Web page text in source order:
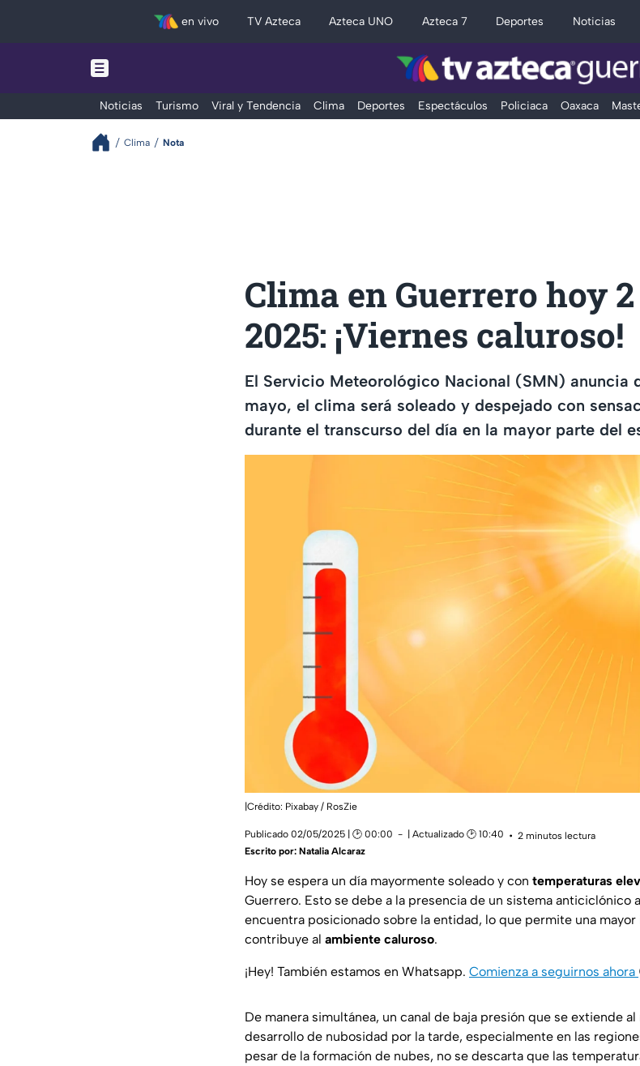
en vivo TV Azteca Azteca UNO Azteca 7 Deportes Noticias
Noticias Turismo Viral y Tendencia Clima Deportes Espectáculos Policiaca Oaxaca
Clima Nota
Clima en Guerrero hoy
2025: ¡Viernes caluroso!
El Servicio Meteorológico Nacional (SMN) anuncia
mayo, el clima será soleado y despejado con
durante el transcurso del día en la mayor parte del
|Crédito: Pixabay / RosZie
Publicado 02/05/2025 | 🕑 00:00 | Actualizado 🕑 10:40
2 minutos lectura
Escrito por: Natalia Alcaraz
Hoy se espera un día mayormente soleado y con temperaturas
Guerrero. Esto se debe a la presencia de un sistema
encuentra posicionado sobre la entidad, lo que permite una
contribuye al ambiente caluroso.
¡Hey! También estamos en Whatsapp. Comienza a seguirnos ahora
De manera simultánea, un canal de baja presión que se extiende
desarrollo de nubosidad por la tarde, especialmente en las
pesar de la formación de nubes, no se descarta que las